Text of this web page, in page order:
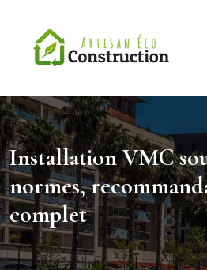
Installation VMC
normes,
complet